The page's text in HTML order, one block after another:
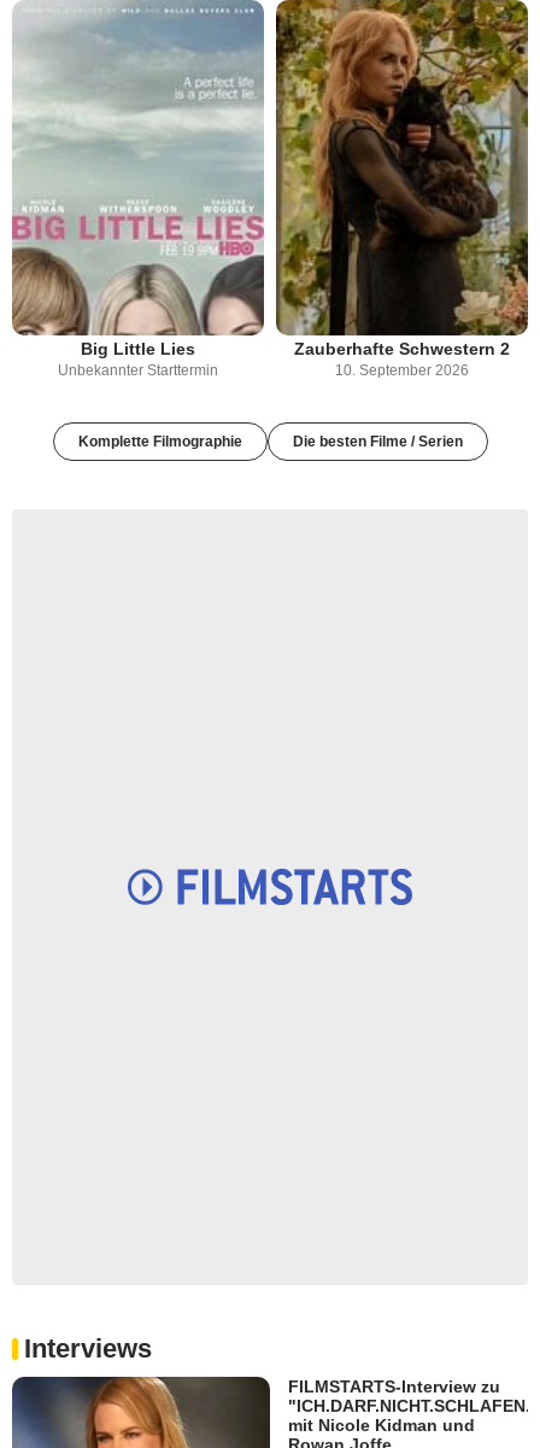
Big Little Lies
Unbekannter Starttermin
Zauberhafte Schwestern 2
10. September 2026
Komplette Filmographie Die besten Filme / Serien
Interviews
FILMSTARTS-Interview zu
"ICH.DARF.NICHT.SCHLAFEN."
mit Nicole Kidman und